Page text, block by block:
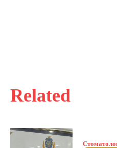
Related